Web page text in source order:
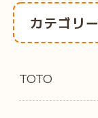
カテゴリー
TOTO